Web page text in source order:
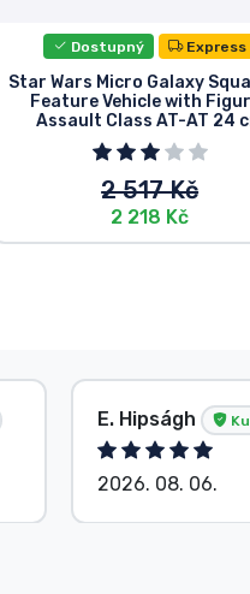
Dostupný Express
Star Wars Micro Galaxy
Feature Vehicle with
Assault Class AT-AT 24
2 517 Kč
2 218 Kč
E. Hipságh
2026. 08. 06.